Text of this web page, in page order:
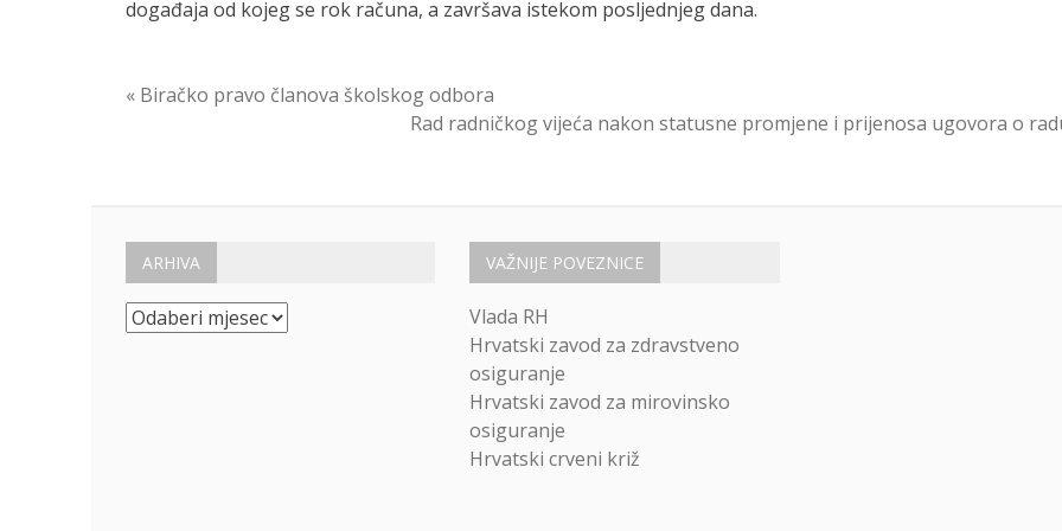
događaja od kojeg se rok računa, a završava istekom posljednjeg dana.
Navigacija
« Biračko pravo članova školskog odbora
Rad radničkog vijeća nakon statusne promjene i prijenosa ugovora o
ARHIVA
Arhiva
VAŽNIJE POVEZNICE
Vlada RH
Hrvatski zavod za zdravstveno
osiguranje
Hrvatski zavod za mirovinsko
osiguranje
Hrvatski crveni križ